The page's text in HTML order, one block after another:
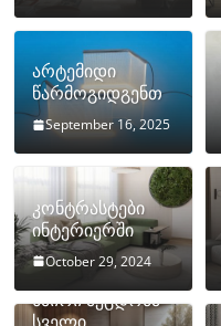
არტემიდი
წარმოგიდგენთ
September 16, 2025
კონტრასტები
ინტერიერში
October 29, 2024
ხშირი შეცდომა